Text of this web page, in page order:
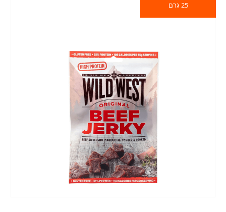
25 גרם